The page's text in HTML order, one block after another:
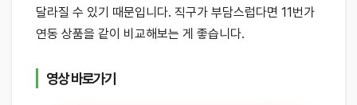
달라질 수 있기 때문입니다. 직구가 부담스럽다면 11번가
연동 상품을 같이 비교해보는 게 좋습니다.
영상 바로가기